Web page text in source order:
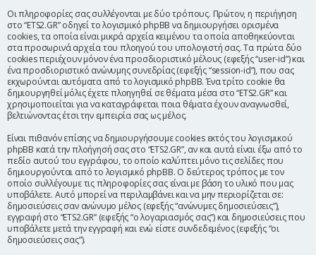
Οι πληροφορίες σας συλλέγονται με δύο τρόπους. Πρώτον, η περιήγηση
στο “ETS2.GR” οδηγεί το λογισμικό phpBB να δημιουργήσει ορισμένα
cookies, τα οποία είναι μικρά αρχεία κειμένου τα οποία αποθηκεύονται
στα προσωρινά αρχεία του πλοηγού του υπολογιστή σας. Τα πρώτα δύο
cookies περιέχουν μόνον ένα προσδιοριστικό μέλους (εφεξής “user-id”) και
ένα προσδιοριστικό ανώνυμης συνεδρίας (εφεξής “session-id”), που σας
εκχωρούνται αυτόματα από το λογισμικό phpBB. Ένα τρίτο cookie θα
δημιουργηθεί μόλις έχετε πλοηγηθεί σε θέματα μέσα στο “ETS2.GR” και
χρησιμοποιείται για να καταγράφεται ποια θέματα έχουν αναγνωσθεί,
βελτιώνοντας έτσι την εμπειρία σας ως μέλος.
Είναι πιθανόν επίσης να δημιουργήσουμε cookies εκτός του λογισμικού
phpBB κατά την πλοήγησή σας στο “ETS2.GR”, αν και αυτά είναι έξω από το
πεδίο αυτού του εγγράφου, το οποίο καλύπτει μόνο τις σελίδες που
δημιουργούνται από το λογισμικό phpBB. Ο δεύτερος τρόπος με τον
οποίο συλλέγουμε τις πληροφορίες σας είναι με βάση το υλικό που μας
υποβάλετε. Αυτό μπορεί να περιλαμβάνει και να μην περιορίζεται σε:
δημοσιεύσεις σαν ανώνυμο μέλος (εφεξής “ανώνυμες δημοσιεύσεις”),
εγγραφή στο “ETS2.GR” (εφεξής “ο λογαριασμός σας”) και δημοσιεύσεις που
υποβάλετε μετά την εγγραφή και ενώ είστε συνδεδεμένος (εφεξής “οι
δημοσιεύσεις σας”).